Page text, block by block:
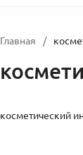
Главная /
косметический